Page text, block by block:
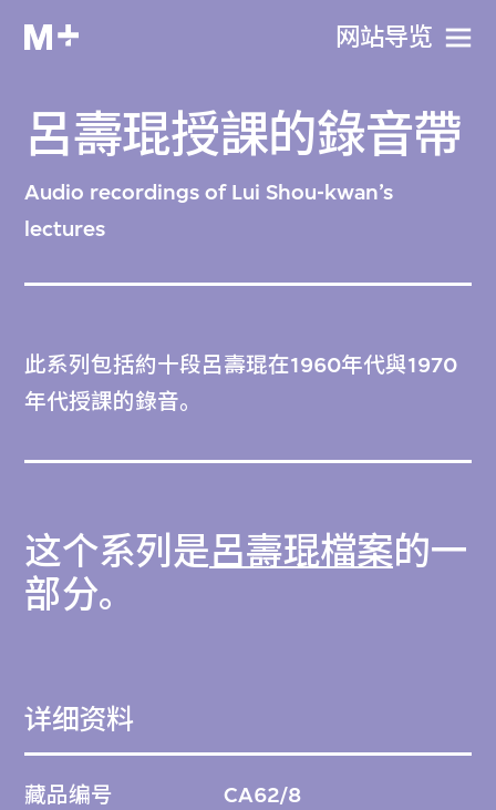
网站导览
呂壽琨授課的錄音帶
Audio recordings of Lui Shou-kwan’s
lectures
此系列包括約十段呂壽琨在1960年代與1970
年代授課的錄音。
这个系列是呂壽琨檔案的一
部分。
详细资料
藏品编号 CA62/8